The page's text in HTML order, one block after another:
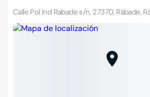
Calle Pol Ind Rabade s/n, 27370, Rábade,